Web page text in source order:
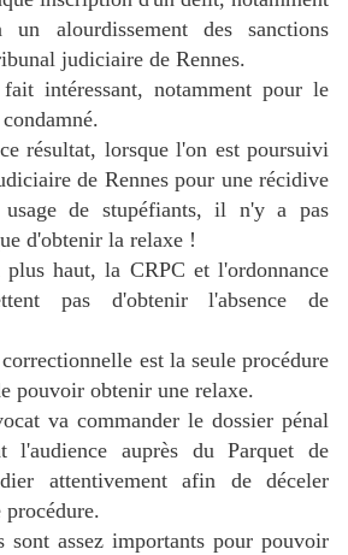
un alourdissement des sanctions
judiciaire de Rennes.
intéressant, notamment pour le
résultat, lorsque l'on est poursuivi
de Rennes pour une récidive
usage de stupéfiants, il n'y a pas
d'obtenir la relaxe !
haut, la CRPC et l'ordonnance
pas d'obtenir l'absence de
est la seule procédure
pouvoir obtenir une relaxe.
va commander le dossier pénal
l'audience auprès du Parquet de
attentivement afin de déceler
procédure.
sont assez importants pour pouvoir